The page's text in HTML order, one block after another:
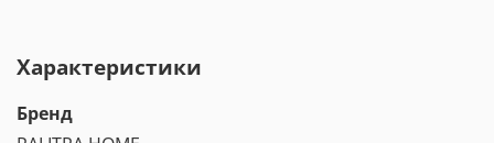
Характеристики
Бренд